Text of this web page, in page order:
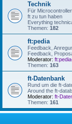
Technik
Für
ft zu tun haben
Everything
Themen: 182
ft:pedia
Feedback,
Feedback,
Moderator:
Themen: 163
ft-Datenbank
Rund um die ft-
Around the ft-
Moderator: ft-
Themen: 161